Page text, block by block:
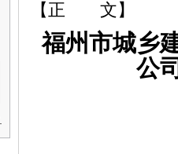
【正 文】
福州市城乡
公